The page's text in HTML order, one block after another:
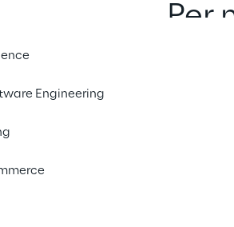
Engineering
Per